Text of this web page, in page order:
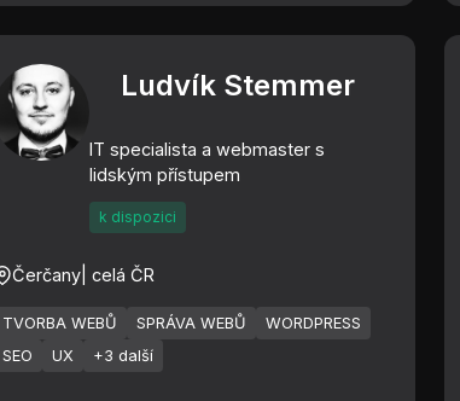
Ludvík Stemmer
IT specialista a webmaster s
lidským přístupem
k dispozici
Čerčany | celá ČR
TVORBA WEBŮ SPRÁVA WEBŮ
WORDPRESS
SEO
UX +3 další